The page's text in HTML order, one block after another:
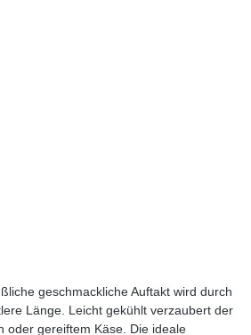
geschmackliche Auftakt wird durch
Länge. Leicht gekühlt verzaubert der
oder gereiftem Käse. Die ideale